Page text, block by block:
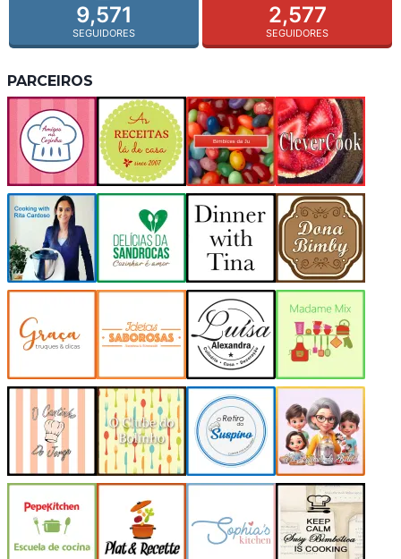
9,571
SEGUIDORES
2,577
SEGUIDORES
PARCEIROS